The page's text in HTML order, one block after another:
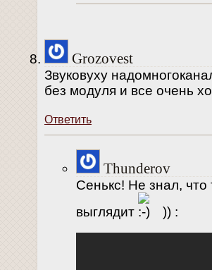
Grozovest
Звуковуху
без модуля и все очень
Ответить
Thunderov
Сенькс! Не знал, что
выглядит
)) :